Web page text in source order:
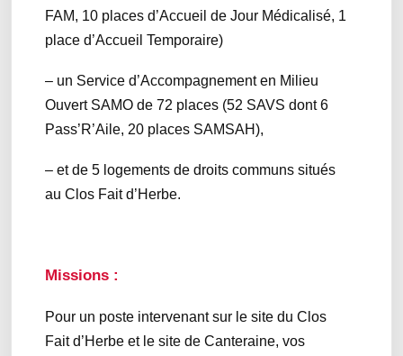
FAM, 10 places d’Accueil de Jour Médicalisé, 1
place d’Accueil Temporaire)
– un Service d’Accompagnement en Milieu
Ouvert SAMO de 72 places (52 SAVS dont 6
Pass’R’Aile, 20 places SAMSAH),
– et de 5 logements de droits communs situés
au Clos Fait d’Herbe.
Missions :
Pour un poste intervenant sur le site du Clos
Fait d’Herbe et le site de Canteraine, vos